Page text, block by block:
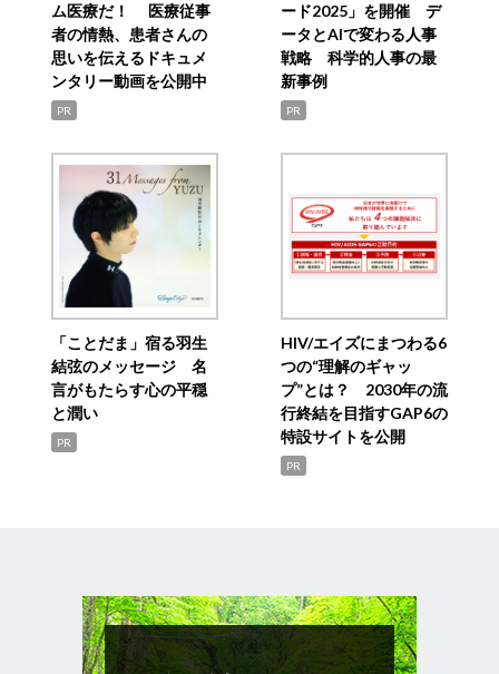
ム医療だ！ 医療従事
者の情熱、患者さんの
思いを伝えるドキュメ
ンタリー動画を公開中
PR
ード2025」を開催 デ
ータとAIで変わる人事
戦略 科学的人事の最
新事例
PR
「ことだま」宿る羽生
結弦のメッセージ 名
言がもたらす心の平穏
と潤い
PR
HIV/エイズにまつわる6
つの“理解のギャッ
プ”とは？ 2030年の流
行終結を目指すGAP6の
特設サイトを公開
PR